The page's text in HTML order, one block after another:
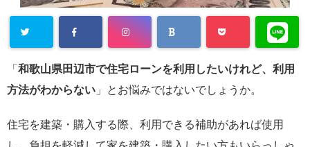
「和歌山県田辺市で住宅ローンを利用したいけれど、利用
方法がわからない 」とお悩みではないでしょうか。
住宅を建築・購入する際、利用できる補助があれば使用